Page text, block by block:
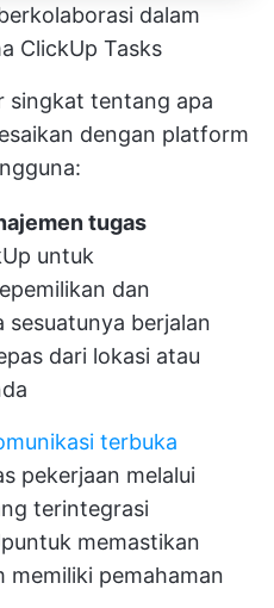
dalam
ClickUp Tasks
singkat tentang apa
dengan platform
tugas
untuk
dan
sesuatunya berjalan
dari lokasi atau
terbuka
pekerjaan melalui
terintegrasi
untuk memastikan
memiliki pemahaman